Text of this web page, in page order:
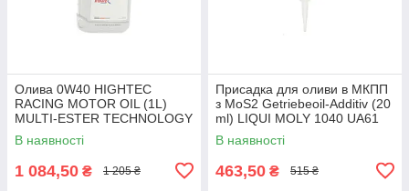
Олива 0W40 HIGHTEC
RACING MOTOR OIL (1L)
MULTI-ESTER TECHNOLOGY
ROWE 20092-0010-99 UA61
В наявності
1 084,50 ₴ 1 205 ₴
Присадка для оливи в МКПП
з MoS2 Getriebeoil-Additiv (20
ml) LIQUI MOLY 1040 UA61
В наявності
463,50 ₴ 515 ₴